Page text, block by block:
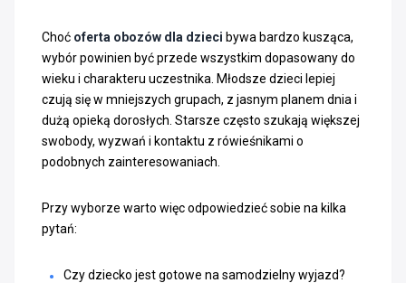
Choć oferta obozów dla dzieci bywa bardzo kusząca,
wybór powinien być przede wszystkim dopasowany do
wieku i charakteru uczestnika. Młodsze dzieci lepiej
czują się w mniejszych grupach, z jasnym planem dnia i
dużą opieką dorosłych. Starsze często szukają większej
swobody, wyzwań i kontaktu z rówieśnikami o
podobnych zainteresowaniach.
Przy wyborze warto więc odpowiedzieć sobie na kilka
pytań:
Czy dziecko jest gotowe na samodzielny wyjazd?